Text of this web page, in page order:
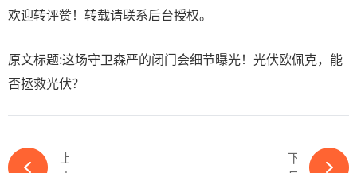
欢迎转评赞！转载请联系后台授权。
原文标题:这场守卫森严的闭门会细节曝光！光伏欧佩克，能
否拯救光伏？
下一篇